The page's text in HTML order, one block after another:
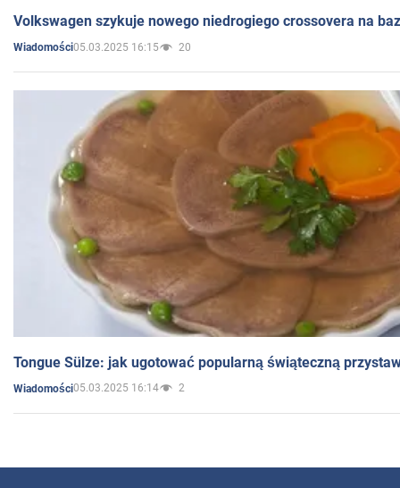
Volkswagen szykuje nowego niedrogiego crossovera na
Wiadomości05.03.2025 16:15 20
Tongue Sülze: jak ugotować popularną świąteczną
Wiadomości05.03.2025 16:14 2